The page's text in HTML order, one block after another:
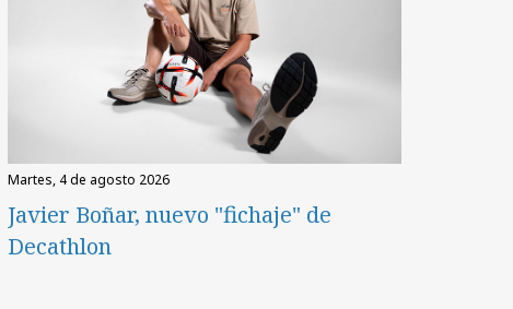
martes, 4 de agosto 2026
Javier Boñar, nuevo "fichaje" de
Decathlon